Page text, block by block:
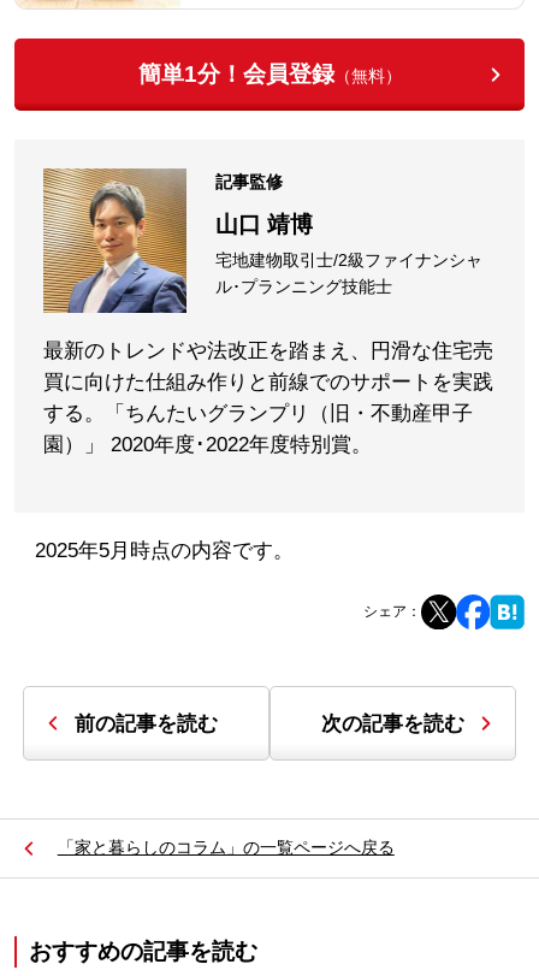
簡単1分！会員登録（無料）
記事監修
山口 靖博
宅地建物取引士/2級ファイナンシャ
ル･プランニング技能士
最新のトレンドや法改正を踏まえ、円滑な住宅売
買に向けた仕組み作りと前線でのサポートを実践
する。「ちんたいグランプリ（旧・不動産甲子
園）」 2020年度･2022年度特別賞。
2025年5月時点の内容です。
シェア：
前の記事を読む 次の記事を読む
「家と暮らしのコラム」の一覧ページへ戻る
おすすめの記事を読む